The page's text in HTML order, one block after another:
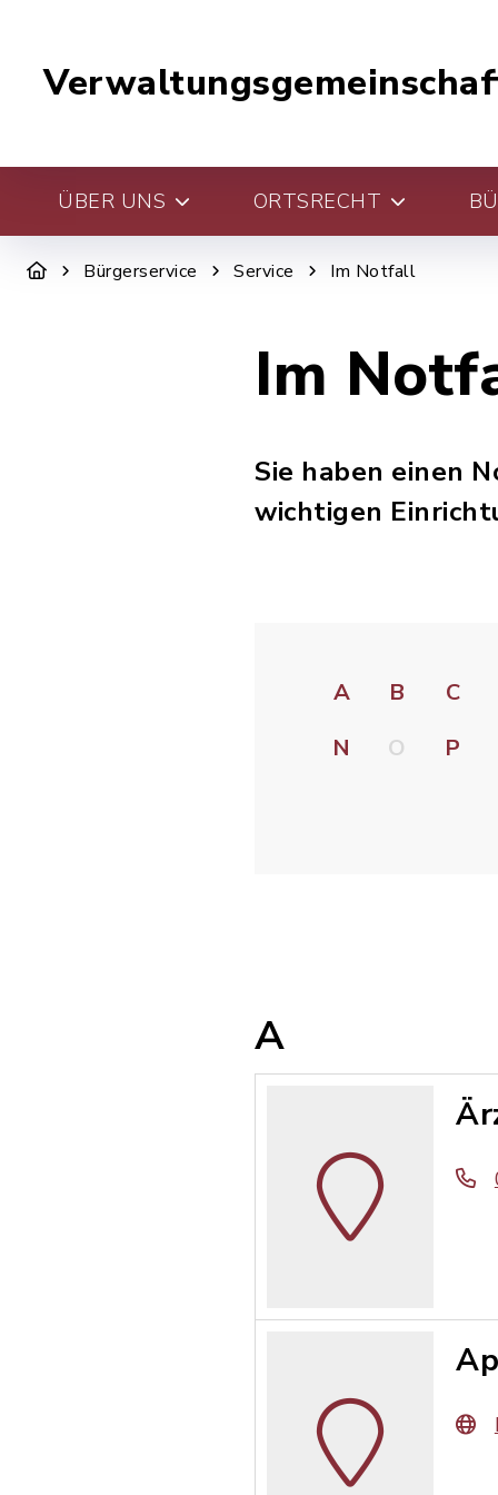
ÜBER UNS ORTSRECHT
Bürgerservice Service Im Notfall
Im
Sie haben einen
wichtigen
A B
C
N
O P
A